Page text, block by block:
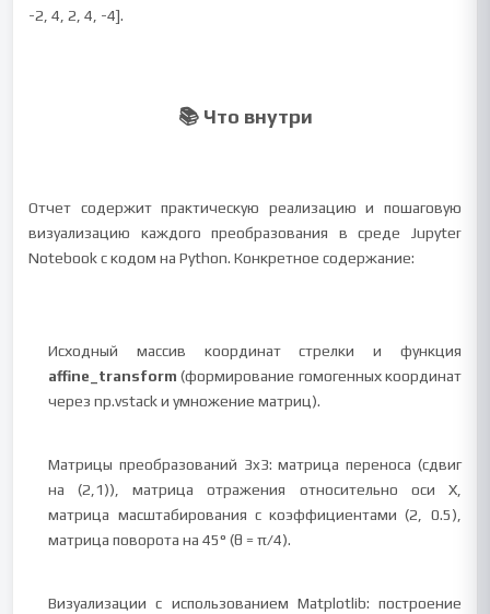
-2, 4, 2, 4, -4].
📚 Что внутри
Отчет содержит практическую реализацию и пошаговую
визуализацию каждого преобразования в среде Jupyter
Notebook с кодом на Python. Конкретное содержание:
Исходный массив координат стрелки и функция
affine_transform (формирование гомогенных координат
через np.vstack и умножение матриц).
Матрицы преобразований 3x3: матрица переноса (сдвиг
на (2,1)), матрица отражения относительно оси X,
матрица масштабирования с коэффициентами (2, 0.5),
матрица поворота на 45° (θ = π/4).
Визуализации с использованием Matplotlib: построение